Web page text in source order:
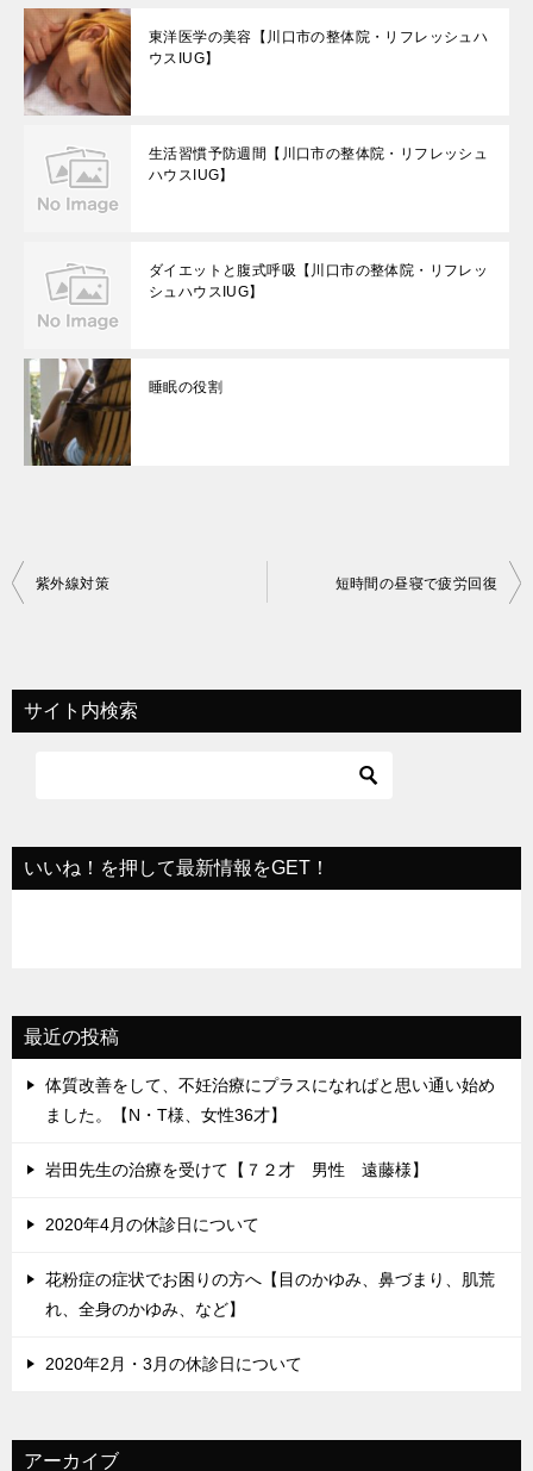
東洋医学の美容【川口市の整体院・リフレッシュハ
ウスIUG】
生活習慣予防週間【川口市の整体院・リフレッシュ
ハウスIUG】
ダイエットと腹式呼吸【川口市の整体院・リフレッ
シュハウスIUG】
睡眠の役割
投
ビ
ゲ
ョ
ン
紫外線対策 短時間の昼寝で疲労回復
サイト内検索
いいね！を押して最新情報をGET！
最近の投稿
体質改善をして、不妊治療にプラスになればと思い通い始め
ました。【N・T様、女性36才】
岩田先生の治療を受けて【７２才 男性 遠藤様】
2020年4月の休診日について
花粉症の症状でお困りの方へ【目のかゆみ、鼻づまり、肌荒
れ、全身のかゆみ、など】
2020年2月・3月の休診日について
アーカイブ